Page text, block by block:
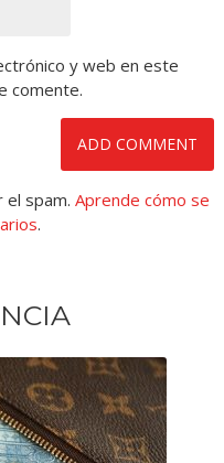
y web en este
comente.
el spam. Aprende cómo se
.